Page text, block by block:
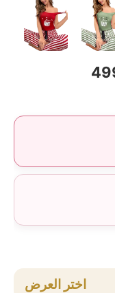
اختر العرض